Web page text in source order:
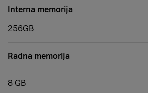
Interna memorija
256GB
Radna memorija
8 GB